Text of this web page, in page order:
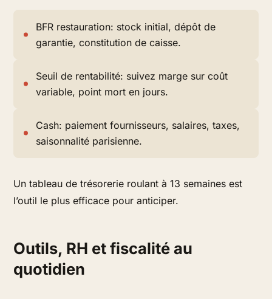
BFR restauration: stock initial, dépôt de
garantie, constitution de caisse.
Seuil de rentabilité: suivez marge sur coût
variable, point mort en jours.
Cash: paiement fournisseurs, salaires, taxes,
saisonnalité parisienne.
Un tableau de trésorerie roulant à 13 semaines est
l’outil le plus efficace pour anticiper.
Outils, RH et fiscalité au
quotidien